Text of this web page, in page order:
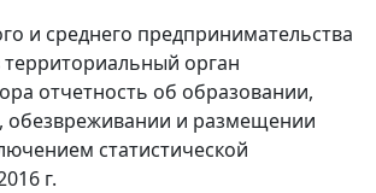
и среднего предпринимательства
территориальный орган
отчетность об образовании,
обезвреживании и размещении
статистической
г.